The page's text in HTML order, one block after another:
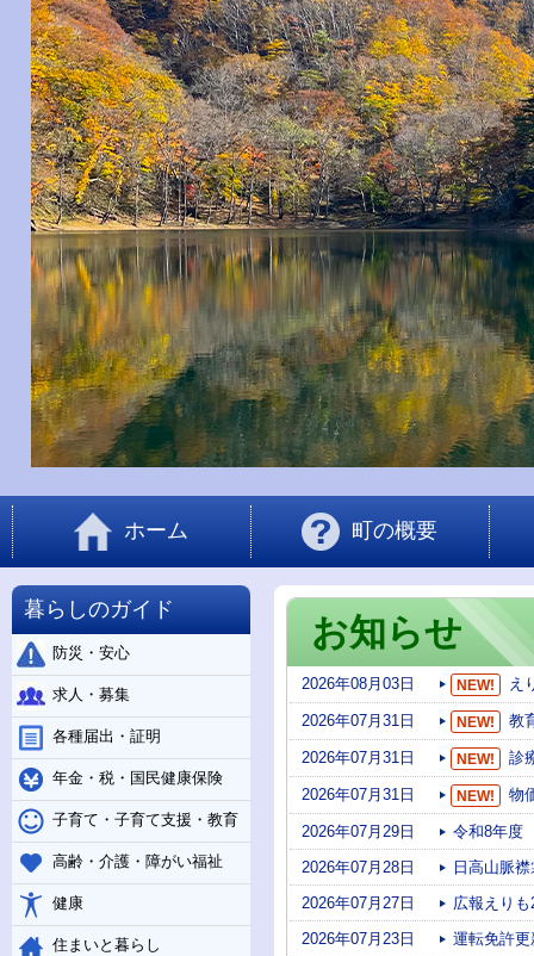
ホーム 町の概要
お知らせ
2026年08月03日 NEW! え
2026年07月31日 NEW! 教
2026年07月31日 NEW! 診
2026年07月31日 NEW! 物
2026年07月29日
令和8年度
2026年07月28日
日高山脈
2026年07月27日
広報えり
2026年07月23日
運転免許
暮らしのガイド
防災・安心
求人・募集
各種届出・証明
年金・税・国民健康保険
子育て・子育て支援・教育
高齢・介護・障がい福祉
健康
住まいと暮らし